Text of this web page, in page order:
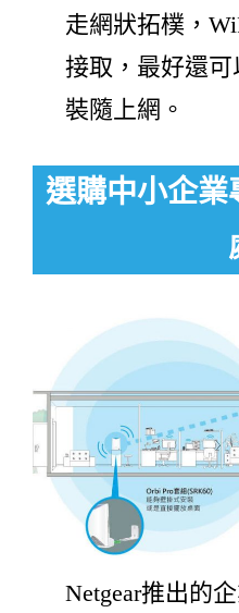
走網狀拓樸，
接取，最好還
裝隨上網。
選購中小企業
Netgear推出的